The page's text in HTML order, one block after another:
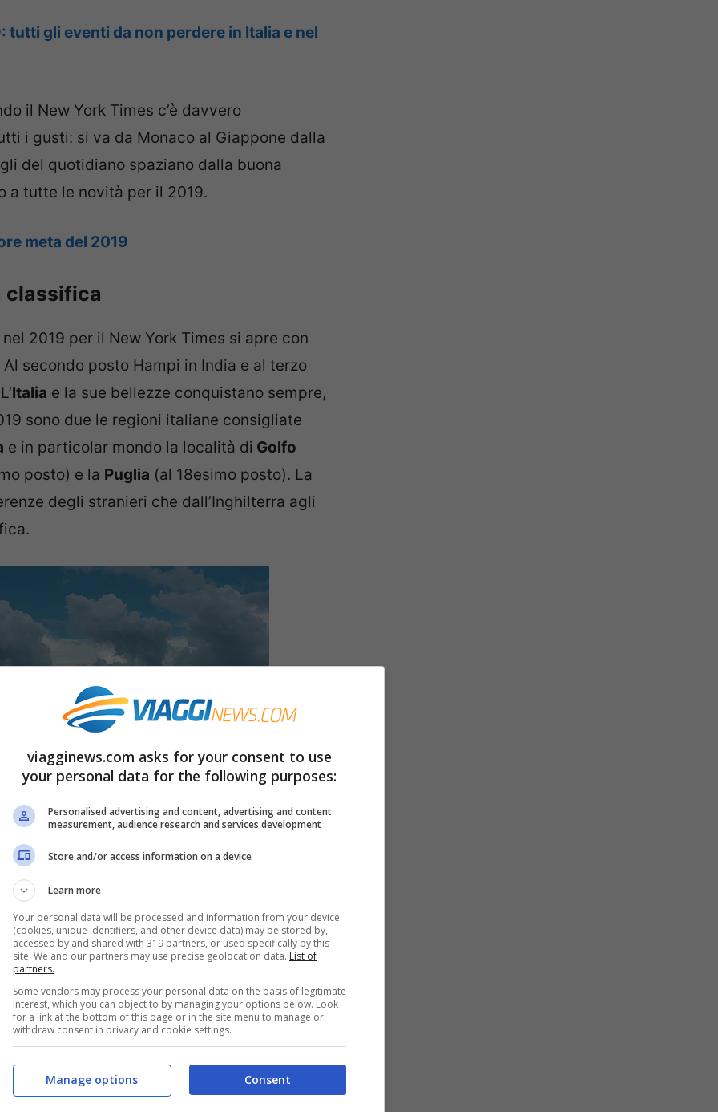
tutti gli eventi da non perdere in Italia e nel
il New York Times c’è davvero
i gusti: si va da Monaco al Giappone dalla
del quotidiano spaziano dalla buona
a tutte le novità per il 2019.
meta del 2019
classifica
2019 per il New York Times si apre con
secondo posto Hampi in India e al terzo
Italia e la sue bellezze conquistano sempre,
sono due le regioni italiane consigliate
e in particolar mondo la località di Golfo
posto) e la Puglia (al 18esimo posto). La
degli stranieri che dall’Inghilterra agli
il devastante uragano di un anno e mezzo
e si rinnovano le offerte culturali.
sito archeologico con oltre 1000
alloggio nella zona proponendo anche
saranno attivi collegamenti aerei
viagginews.com asks for your consent to use
your personal data for the following purposes:
Personalised advertising and content, advertising and content
measurement, audience research and services development
Store and/or access information on a device
Learn more
Your personal data will be processed and information from your device
(cookies, unique identifiers, and other device data) may be stored by,
accessed by and shared with 319 partners, or used specifically by this
site. We and our partners may use precise geolocation data. List of
partners.
Some vendors may process your personal data on the basis of legitimate
interest, which you can object to by managing your options below. Look
for a link at the bottom of this page or in the site menu to manage or
withdraw consent in privacy and cookie settings.
Consent
Manage options